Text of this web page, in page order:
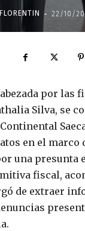
- 22/10/
por las
Silva, se
en el marco
una presunta
fiscal,
de extraer